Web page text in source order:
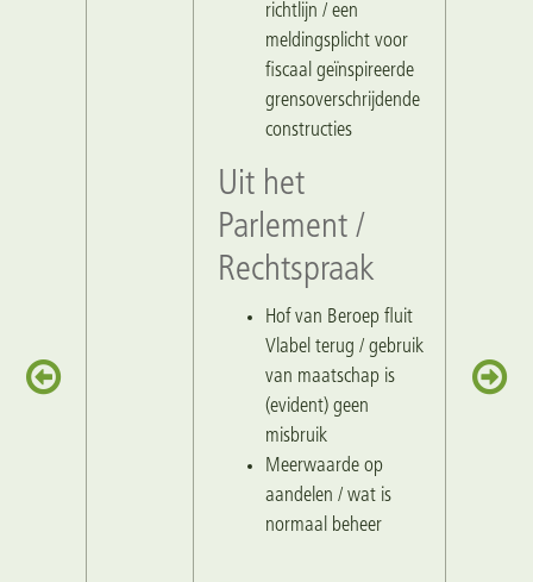
richtlijn / een
meldingsplicht voor
fiscaal geïnspireerde
grensoverschrijdende
constructies
Uit het
Parlement /
Rechtspraak
Hof van Beroep fluit
Vlabel terug / gebruik
van maatschap is
(evident) geen
misbruik
Meerwaarde op
aandelen / wat is
normaal beheer